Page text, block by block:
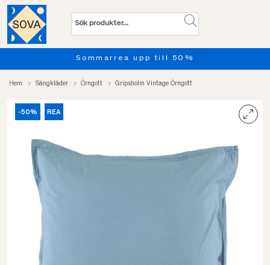
Sommarrea upp till 50%
Hem Sängkläder Örngott Gripsholm Vintage Örngott
-50% REA